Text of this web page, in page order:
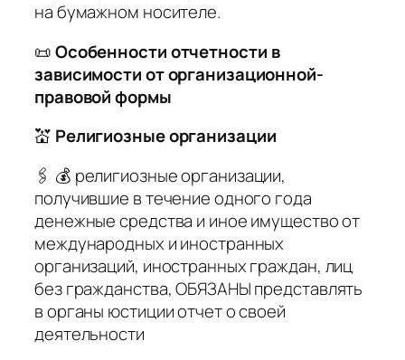
на бумажном носителе.
📜Особенности отчетности в
зависимости от организационной-
правовой формы
💒 Религиозные организации
🖇️ 💰 религиозные организации,
получившие в течение одного года
денежные средства и иное имущество от
международных и иностранных
организаций, иностранных граждан, лиц
без гражданства, ОБЯЗАНЫ представлять
в органы юстиции отчет о своей
деятельности